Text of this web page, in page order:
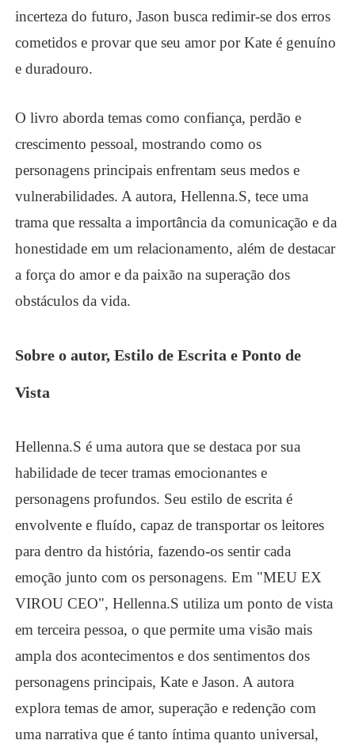
incerteza do futuro, Jason busca redimir-se dos erros
cometidos e provar que seu amor por Kate é genuíno
e duradouro.
O livro aborda temas como confiança, perdão e
crescimento pessoal, mostrando como os
personagens principais enfrentam seus medos e
vulnerabilidades. A autora, Hellenna.S, tece uma
trama que ressalta a importância da comunicação e da
honestidade em um relacionamento, além de destacar
a força do amor e da paixão na superação dos
obstáculos da vida.
Sobre o autor, Estilo de Escrita e Ponto de
Vista
Hellenna.S é uma autora que se destaca por sua
habilidade de tecer tramas emocionantes e
personagens profundos. Seu estilo de escrita é
envolvente e fluído, capaz de transportar os leitores
para dentro da história, fazendo-os sentir cada
emoção junto com os personagens. Em "MEU EX
VIROU CEO", Hellenna.S utiliza um ponto de vista
em terceira pessoa, o que permite uma visão mais
ampla dos acontecimentos e dos sentimentos dos
personagens principais, Kate e Jason. A autora
explora temas de amor, superação e redenção com
uma narrativa que é tanto íntima quanto universal,